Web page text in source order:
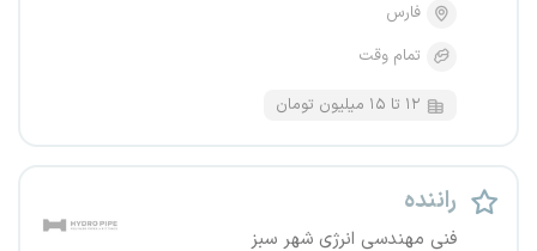
فارس
تمام وقت
۱۲ تا ۱۵ میلیون تومان
راننده
فنی مهندسی انرژی شهر سبز